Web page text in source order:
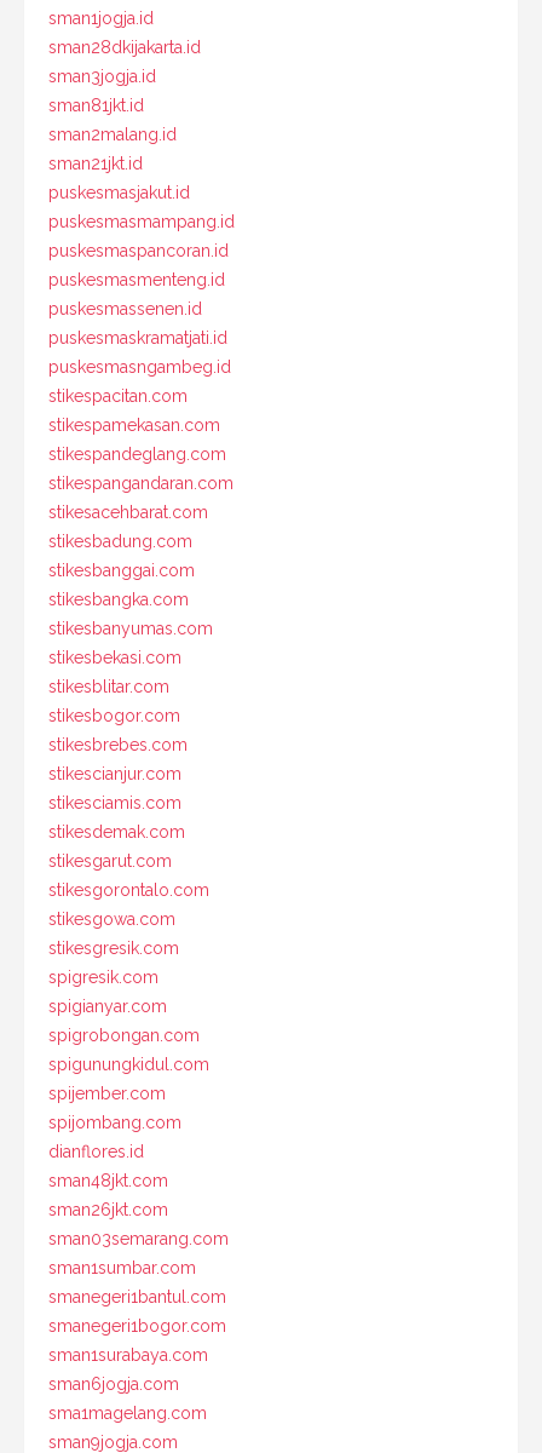
sman1jogja.id
sman28dkijakarta.id
sman3jogja.id
sman81jkt.id
sman2malang.id
sman21jkt.id
puskesmasjakut.id
puskesmasmampang.id
puskesmaspancoran.id
puskesmasmenteng.id
puskesmassenen.id
puskesmaskramatjati.id
puskesmasngambeg.id
stikespacitan.com
stikespamekasan.com
stikespandeglang.com
stikespangandaran.com
stikesacehbarat.com
stikesbadung.com
stikesbanggai.com
stikesbangka.com
stikesbanyumas.com
stikesbekasi.com
stikesblitar.com
stikesbogor.com
stikesbrebes.com
stikescianjur.com
stikesciamis.com
stikesdemak.com
stikesgarut.com
stikesgorontalo.com
stikesgowa.com
stikesgresik.com
spigresik.com
spigianyar.com
spigrobongan.com
spigunungkidul.com
spijember.com
spijombang.com
dianflores.id
sman48jkt.com
sman26jkt.com
sman03semarang.com
sman1sumbar.com
smanegeri1bantul.com
smanegeri1bogor.com
sman1surabaya.com
sman6jogja.com
sma1magelang.com
sman9jogja.com